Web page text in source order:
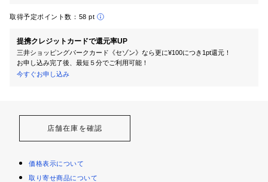
取得予定ポイント数： 58 pt
提携クレジットカードで還元率UP
三井ショッピングパークカード《セゾン》なら更に¥100につき1pt還元！
お申し込み完了後、最短５分でご利用可能！
今すぐお申し込み
店舗在庫を確認
価格表示について
取り寄せ商品について